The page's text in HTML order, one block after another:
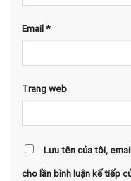
Email*
Trang web
Lưu tên của tôi,
cho lần bình luận kế tiếp